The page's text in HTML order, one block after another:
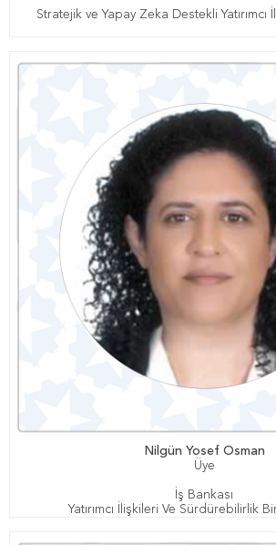
Stratejik ve Yapay Zeka Destekli Yatırımcı
Nilgün Yosef Osman
Üye
İş Bankası
Yatırımcı İlişkileri Ve Sürdürebilirlik